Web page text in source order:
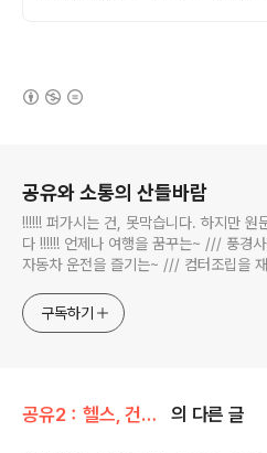
공유와 소통의 산들바람
!!!!!! 퍼가시는 건, 못막습니다. 하지만 원
다 !!!!!! 언제나 여행을 꿈꾸는~ /// 풍경
자동차 운전을 즐기는~ /// 컴터조립을
식하는 미드가 있는~ /// 사회적 이슈에
구독하기
공유2：헬스, 건강/매일 걷기 의 다른 글